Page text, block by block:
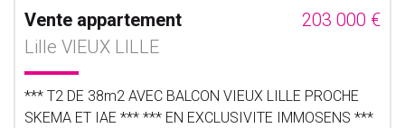
Vente appartement
203 000 €
Lille VIEUX LILLE
*** T2 DE 38m2 AVEC BALCON VIEUX LILLE PROCHE
SKEMA ET IAE *** *** EN EXCLUSIVITE IMMOSENS ***